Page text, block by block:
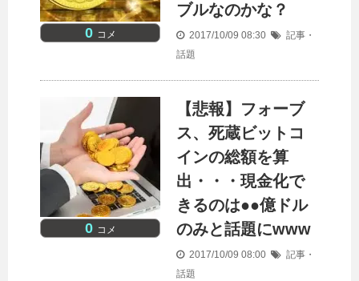
0 コメ
ブルなのかな？
2017/10/09 08:30
記事・
話題
0 コメ
【悲報】フォーブ
ス、死蔵ビットコ
インの総額を算
出・・・現金化で
きるのは●●億ドル
のみと話題にwww
2017/10/09 08:00
記事・
話題